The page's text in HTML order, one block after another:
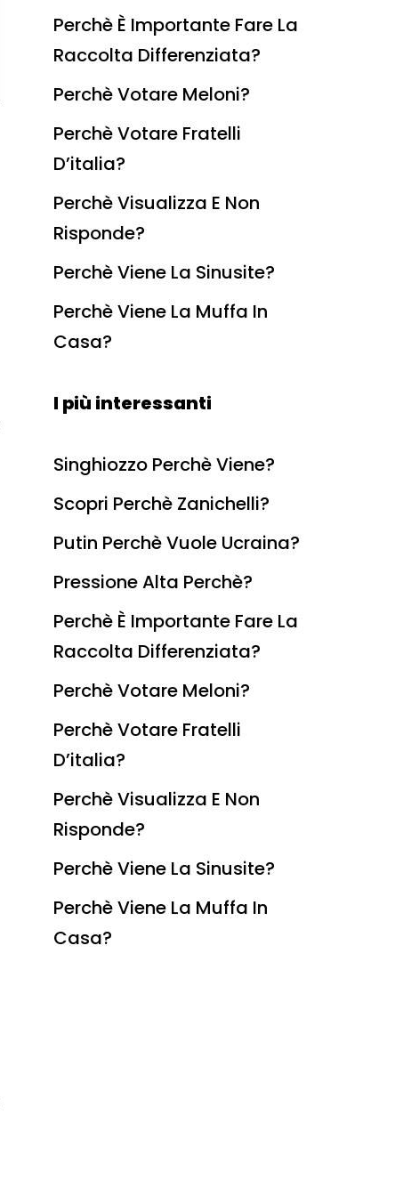
Perchè È Importante Fare La
Raccolta Differenziata?
Perchè Votare Meloni?
Perchè Votare Fratelli
D’italia?
Perchè Visualizza E Non
Risponde?
Perchè Viene La Sinusite?
Perchè Viene La Muffa In
Casa?
I più interessanti
Singhiozzo Perchè Viene?
Scopri Perchè Zanichelli?
Putin Perchè Vuole Ucraina?
Pressione Alta Perchè?
Perchè È Importante Fare La
Raccolta Differenziata?
Perchè Votare Meloni?
Perchè Votare Fratelli
D’italia?
Perchè Visualizza E Non
Risponde?
Perchè Viene La Sinusite?
Perchè Viene La Muffa In
Casa?